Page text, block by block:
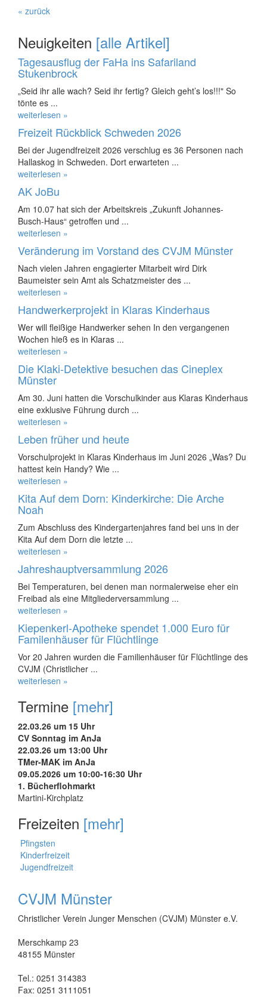
« zurück
Neuigkeiten [alle Artikel]
Tagesausflug der FaHa ins Safariland
Stukenbrock
„Seid ihr alle wach? Seid ihr fertig? Gleich geht’s los!!!" So
tönte es ...
weiterlesen »
Freizeit Rückblick Schweden 2026
Bei der Jugendfreizeit 2026 verschlug es 36 Personen nach
Hallaskog in Schweden. Dort erwarteten ...
weiterlesen »
AK JoBu
Am 10.07 hat sich der Arbeitskreis „Zukunft Johannes-
Busch-Haus“ getroffen und ...
weiterlesen »
Veränderung im Vorstand des CVJM Münster
Nach vielen Jahren engagierter Mitarbeit wird Dirk
Baumeister sein Amt als Schatzmeister des ...
weiterlesen »
Handwerkerprojekt in Klaras Kinderhaus
Wer will fleißige Handwerker sehen In den vergangenen
Wochen hieß es in Klaras ...
weiterlesen »
Die Klaki-Detektive besuchen das Cineplex
Münster
Am 30. Juni hatten die Vorschulkinder aus Klaras Kinderhaus
eine exklusive Führung durch ...
weiterlesen »
Leben früher und heute
Vorschulprojekt in Klaras Kinderhaus im Juni 2026 „Was? Du
hattest kein Handy? Wie ...
weiterlesen »
Kita Auf dem Dorn: Kinderkirche: Die Arche
Noah
Zum Abschluss des Kindergartenjahres fand bei uns in der
Kita Auf dem Dorn die letzte ...
weiterlesen »
Jahreshauptversammlung 2026
Bei Temperaturen, bei denen man normalerweise eher ein
Freibad als eine Mitgliederversammlung ...
weiterlesen »
Kiepenkerl-Apotheke spendet 1.000 Euro für
Familenhäuser für Flüchtlinge
Vor 20 Jahren wurden die Familienhäuser für Flüchtlinge des
CVJM (Christlicher ...
weiterlesen »
Termine [mehr]
22.03.26 um 15 Uhr
CV Sonntag im AnJa
22.03.26 um 13:00 Uhr
TMer-MAK im AnJa
09.05.2026 um 10:00-16:30 Uhr
1. Bücherflohmarkt
Martini-Kirchplatz
Freizeiten [mehr]
Pfingsten
Kinderfreizeit
Jugendfreizeit
CVJM Münster
Christlicher Verein Junger Menschen (CVJM) Münster e.V.
Merschkamp 23
48155 Münster
Tel.: 0251 314383
Fax: 0251 3111051